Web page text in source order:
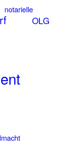
notarielle
OLG